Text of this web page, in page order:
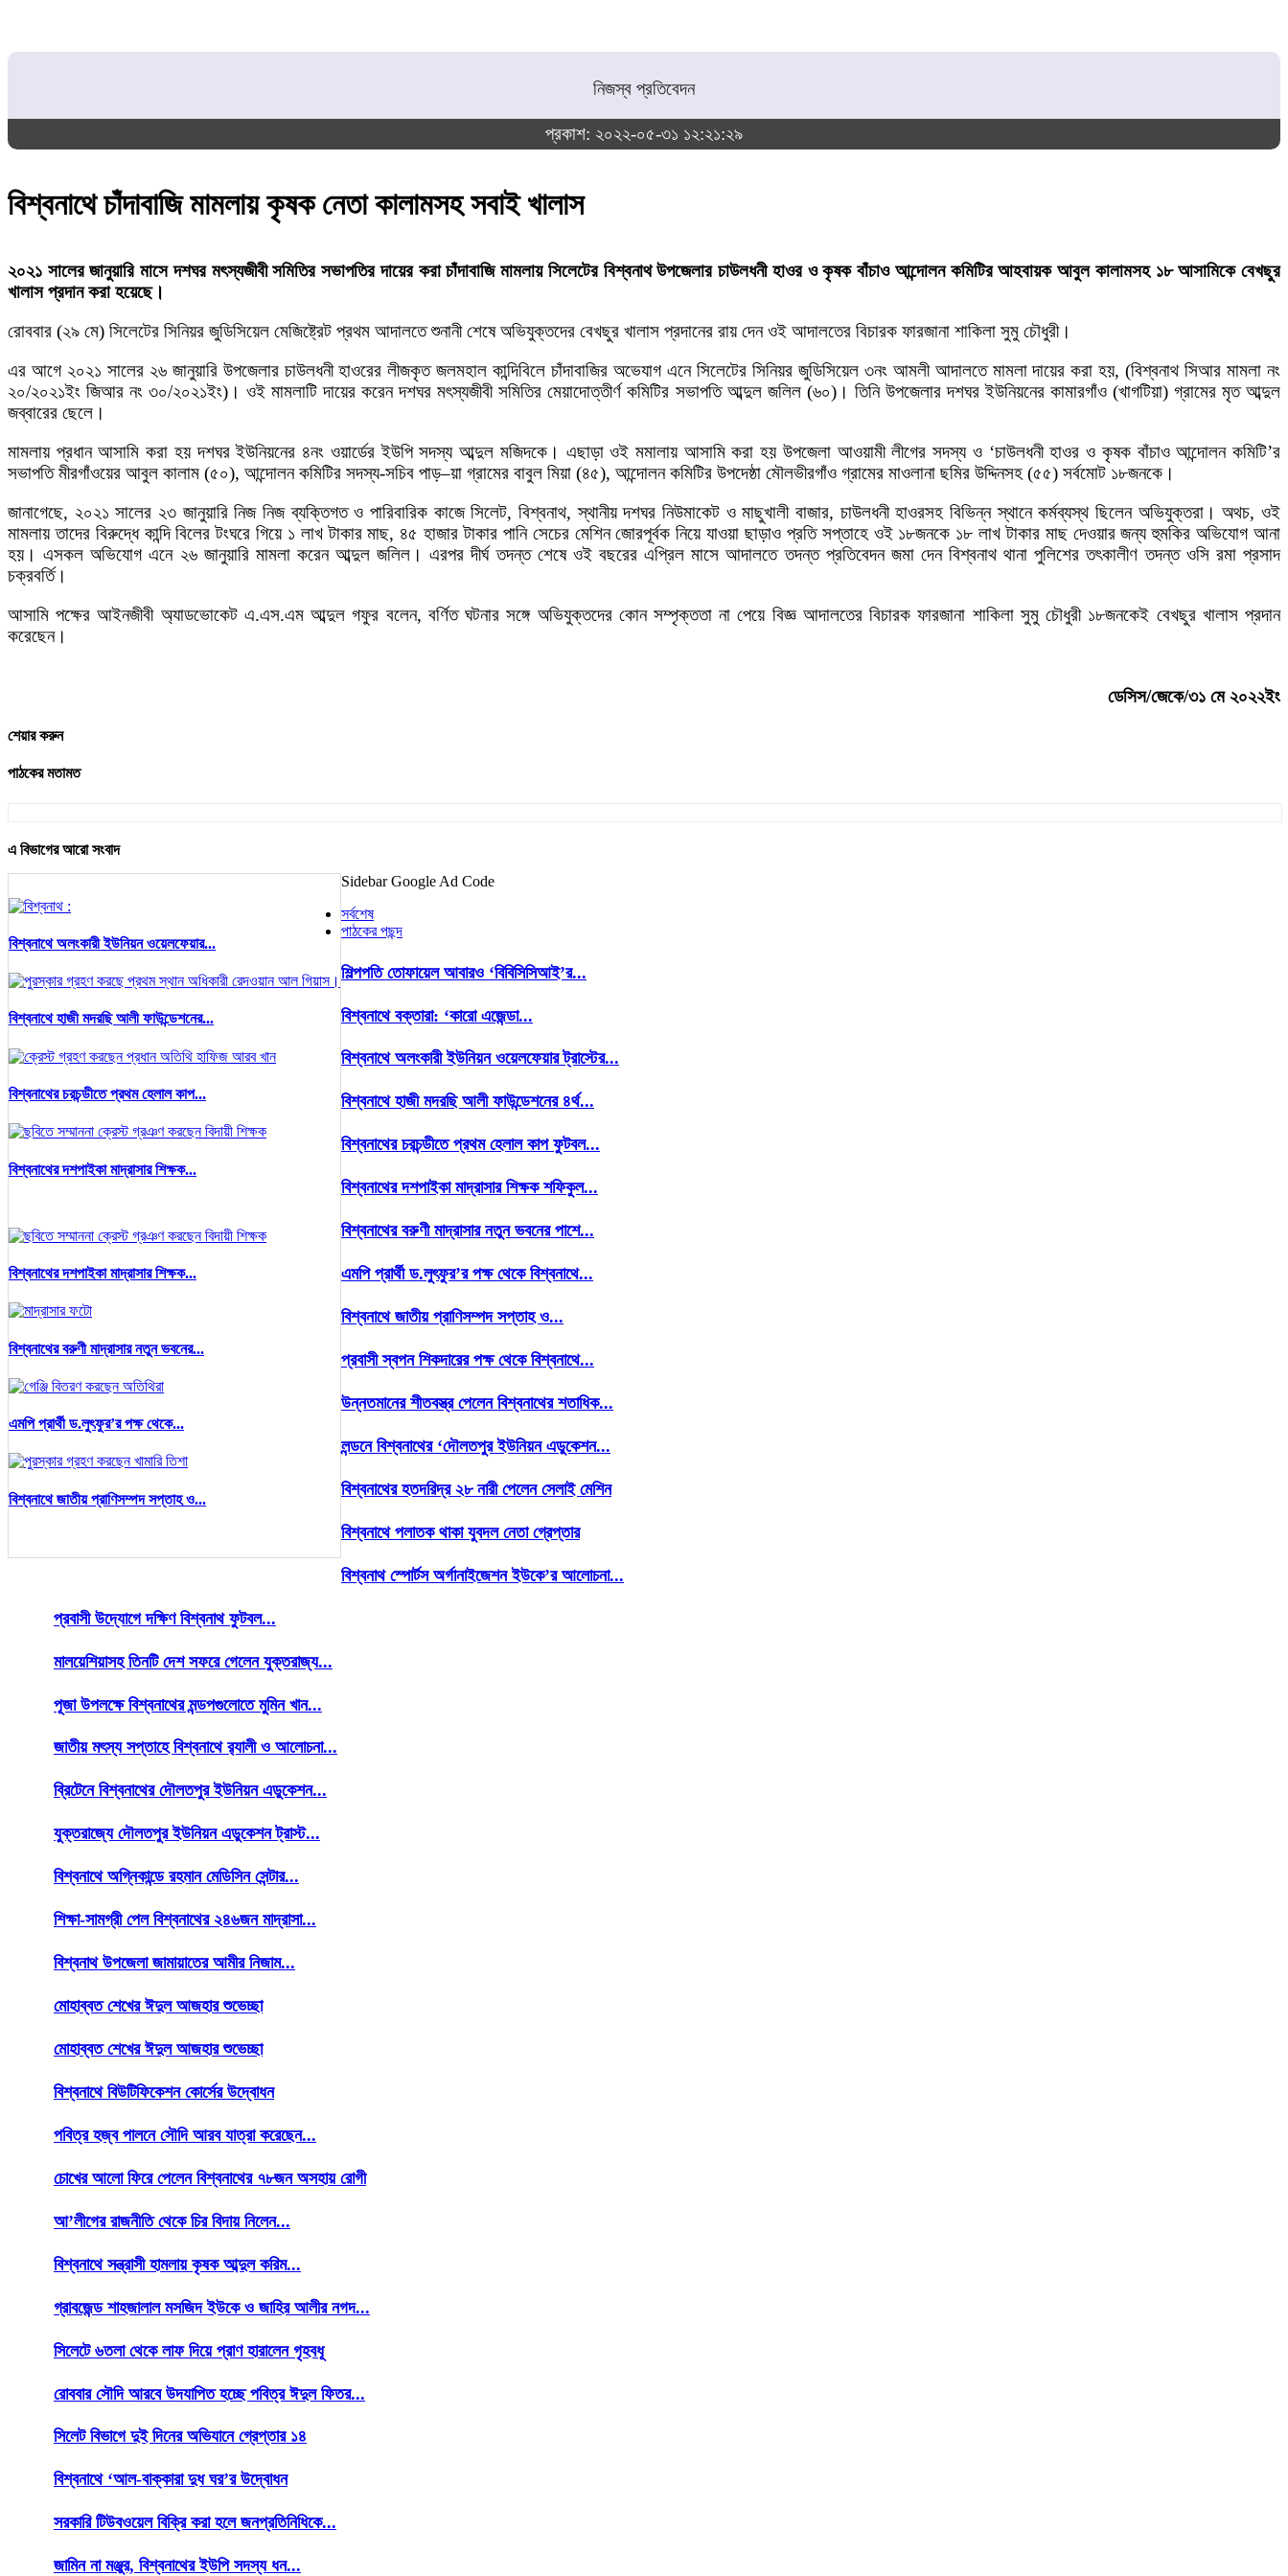
নিজস্ব প্রতিবেদন
প্রকাশ: ২০২২-০৫-৩১ ১২:২১:২৯
বিশ্বনাথে চাঁদাবাজি মামলায় কৃষক নেতা কালামসহ সবাই খালাস
২০২১ সালের জানুয়ারি মাসে দশঘর মৎস্যজীবী সমিতির সভাপতির দায়ের করা চাঁদাবাজি মামলায় সিলেটের বিশ্বনাথ উপজেলার চাউলধনী হাওর ও কৃষক বাঁচাও আন্দোলন কমিটির আহবায়ক আবুল কালামসহ ১৮ আসামিকে বেখছুর
খালাস প্রদান করা হয়েছে।
রোববার (২৯ মে) সিলেটের সিনিয়র জুডিসিয়েল মেজিষ্ট্রেট প্রথম আদালতে শুনানী শেষে অভিযুক্তদের বেখছুর খালাস প্রদানের রায় দেন ওই আদালতের বিচারক ফারজানা শাকিলা সুমু চৌধুরী।
এর আগে ২০২১ সালের ২৬ জানুয়ারি উপজেলার চাউলধনী হাওরের লীজকৃত জলমহাল কান্দিবিলে চাঁদাবাজির অভেযাগ এনে সিলেটের সিনিয়র জুডিসিয়েল ৩নং আমলী আদালতে মামলা দায়ের করা হয়, (বিশ্বনাথ সিআর মামলা নং
২০/২০২১ইং জিআর নং ৩০/২০২১ইং)। ওই মামলাটি দায়ের করেন দশঘর মৎস্যজীবী সমিতির মেয়াদোত্তীর্ণ কমিটির সভাপতি আব্দুল জলিল (৬০)। তিনি উপজেলার দশঘর ইউনিয়নের কামারগাঁও (খাগটিয়া) গ্রামের মৃত আব্দুল
জব্বারের ছেলে।
মামলায় প্রধান আসামি করা হয় দশঘর ইউনিয়নের ৪নং ওয়ার্ডের ইউপি সদস্য আব্দুল মজিদকে। এছাড়া ওই মমালায় আসামি করা হয় উপজেলা আওয়ামী লীগের সদস্য ও ‘চাউলধনী হাওর ও কৃষক বাঁচাও আন্দোলন কমিটি’র
সভাপতি মীরগাঁওয়ের আবুল কালাম (৫০), আন্দোলন কমিটির সদস্য-সচিব পাড়–য়া গ্রামের বাবুল মিয়া (৪৫), আন্দোলন কমিটির উপদেষ্ঠা মৌলভীরগাঁও গ্রামের মাওলানা ছমির উদ্দিনসহ (৫৫) সর্বমোট ১৮জনকে।
জানাগেছে, ২০২১ সালের ২৩ জানুয়ারি নিজ নিজ ব্যক্তিগত ও পারিবারিক কাজে সিলেট, বিশ্বনাথ, স্থানীয় দশঘর নিউমাকেট ও মাছুখালী বাজার, চাউলধনী হাওরসহ বিভিন্ন স্থানে কর্মব্যস্থ ছিলেন অভিযুক্তরা। অথচ, ওই
মামলায় তাদের বিরুদ্ধে কান্দি বিলের টংঘরে গিয়ে ১ লাখ টাকার মাছ, ৪৫ হাজার টাকার পানি সেচের মেশিন জোরপূর্বক নিয়ে যাওয়া ছাড়াও প্রতি সপ্তাহে ওই ১৮জনকে ১৮ লাখ টাকার মাছ দেওয়ার জন্য হুমকির অভিযোগ আনা
হয়। এসকল অভিযোগ এনে ২৬ জানুয়ারি মামলা করেন আব্দুল জলিল। এরপর দীর্ঘ তদন্ত শেষে ওই বছরের এপ্রিল মাসে আদালতে তদন্ত প্রতিবেদন জমা দেন বিশ্বনাথ থানা পুলিশের তৎকালীণ তদন্ত ওসি রমা প্রসাদ
চক্রবর্তি।
আসামি পক্ষের আইনজীবী অ্যাডভোকেট এ.এস.এম আব্দুল গফুর বলেন, বর্ণিত ঘটনার সঙ্গে অভিযুক্তদের কোন সম্পৃক্ততা না পেয়ে বিজ্ঞ আদালতের বিচারক ফারজানা শাকিলা সুমু চৌধুরী ১৮জনকেই বেখছুর খালাস প্রদান
করেছেন।
ডেসিস/জেকে/৩১ মে ২০২২ইং
শেয়ার করুন
পাঠকের মতামত
এ বিভাগের আরো সংবাদ
বিশ্বনাথে অলংকারী ইউনিয়ন ওয়েলফেয়ার...
বিশ্বনাথে হাজী মদরছি আলী ফাউন্ডেশনের...
বিশ্বনাথের চরচন্ডীতে প্রথম হেলাল কাপ...
বিশ্বনাথের দশপাইকা মাদ্রাসার শিক্ষক...
বিশ্বনাথের দশপাইকা মাদ্রাসার শিক্ষক...
বিশ্বনাথের বরুণী মাদ্রাসার নতুন ভবনের...
এমপি প্রার্থী ড.লুৎফুর’র পক্ষ থেকে...
বিশ্বনাথে জাতীয় প্রাণিসম্পদ সপ্তাহ ও...
Sidebar Google Ad Code
সর্বশেষ
পাঠকের পছন্দ
শিল্পপতি তোফায়েল আবারও ‘বিবিসিসিআই’র...
বিশ্বনাথে বক্তারা: ‘কারো এজেন্ডা...
বিশ্বনাথে অলংকারী ইউনিয়ন ওয়েলফেয়ার ট্রাস্টের...
বিশ্বনাথে হাজী মদরছি আলী ফাউন্ডেশনের ৪র্থ...
বিশ্বনাথের চরচন্ডীতে প্রথম হেলাল কাপ ফুটবল...
বিশ্বনাথের দশপাইকা মাদ্রাসার শিক্ষক শফিকুল...
বিশ্বনাথের বরুণী মাদ্রাসার নতুন ভবনের পাশে...
এমপি প্রার্থী ড.লুৎফুর’র পক্ষ থেকে বিশ্বনাথে...
বিশ্বনাথে জাতীয় প্রাণিসম্পদ সপ্তাহ ও...
প্রবাসী স্বপন শিকদারের পক্ষ থেকে বিশ্বনাথে...
উন্নতমানের শীতবস্ত্র পেলেন বিশ্বনাথের শতাধিক...
লন্ডনে বিশ্বনাথের ‘দৌলতপুর ইউনিয়ন এডুকেশন...
বিশ্বনাথের হতদরিদ্র ২৮ নারী পেলেন সেলাই মেশিন
বিশ্বনাথে পলাতক থাকা যুবদল নেতা গ্রেপ্তার
বিশ্বনাথ স্পোর্টস অর্গানাইজেশন ইউকে’র আলোচনা...
প্রবাসী উদ্যোগে দক্ষিণ বিশ্বনাথ ফুটবল...
মালয়েশিয়াসহ তিনটি দেশ সফরে গেলেন যুক্তরাজ্য...
পূজা উপলক্ষে বিশ্বনাথের মন্ডপগুলোতে মুমিন খান...
জাতীয় মৎস্য সপ্তাহে বিশ্বনাথে র‌্যালী ও আলোচনা...
ব্রিটেনে বিশ্বনাথের দৌলতপুর ইউনিয়ন এডুকেশন...
যুক্তরাজ্যে দৌলতপুর ইউনিয়ন এডুকেশন ট্রাস্ট...
বিশ্বনাথে অগ্নিকান্ডে রহমান মেডিসিন সেন্টার...
শিক্ষা-সামগ্রী পেল বিশ্বনাথের ২৪৬জন মাদ্রাসা...
বিশ্বনাথ উপজেলা জামায়াতের আমীর নিজাম...
মোহাব্বত শেখের ঈদুল আজহার শুভেচ্ছা
মোহাব্বত শেখের ঈদুল আজহার শুভেচ্ছা
বিশ্বনাথে বিউটিফিকেশন কোর্সের উদ্বোধন
পবিত্র হজ্ব পালনে সৌদি আরব যাত্রা করেছেন...
চোখের আলো ফিরে পেলেন বিশ্বনাথের ৭৮জন অসহায় রোগী
আ’লীগের রাজনীতি থেকে চির বিদায় নিলেন...
বিশ্বনাথে সন্ত্রাসী হামলায় কৃষক আব্দুল করিম...
গ্রাবজেন্ড শাহজালাল মসজিদ ইউকে ও জাহির আলীর নগদ...
সিলেটে ৬তলা থেকে লাফ দিয়ে প্রাণ হারালেন গৃহবধূ
রোববার সৌদি আরবে উদযাপিত হচ্ছে পবিত্র ঈদুল ফিতর...
সিলেট বিভাগে দুই দিনের অভিযানে গ্রেপ্তার ১৪
বিশ্বনাথে ‘আল-বাক্কারা দুধ ঘর’র উদ্বোধন
সরকারি টিউবওয়েল বিক্রি করা হলে জনপ্রতিনিধিকে...
জামিন না মঞ্জুর, বিশ্বনাথের ইউপি সদস্য ধন...